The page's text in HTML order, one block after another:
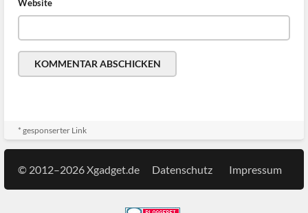
Website
* gesponserter Link
© 2012–2026 Xgadget.de Datenschutz Impressum